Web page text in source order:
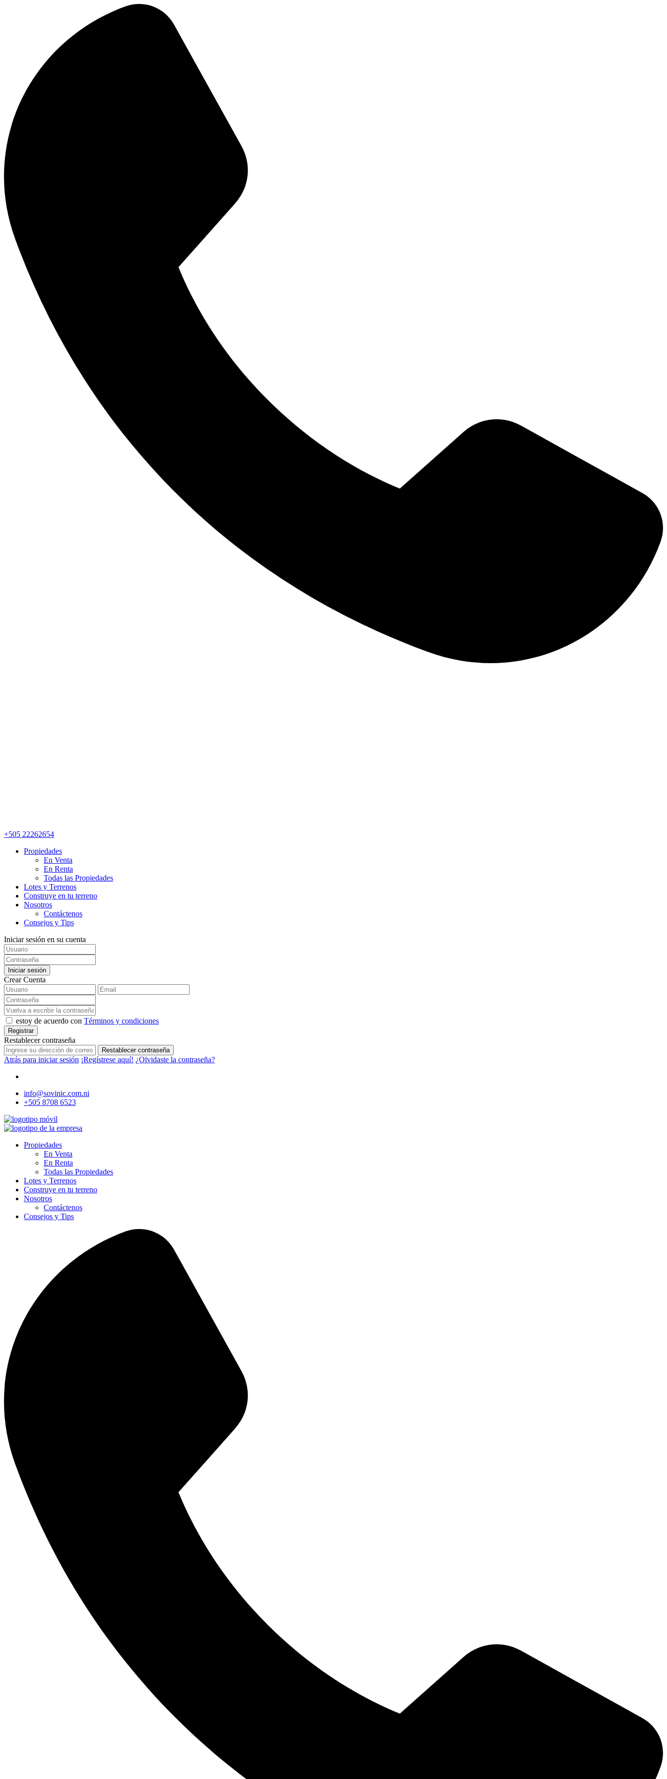
+505 22262654
Propiedades
En Venta
En Renta
Todas las Propiedades
Lotes y Terrenos
Construye en tu terreno
Nosotros
Contáctenos
Consejos y Tips
Iniciar sesión en su cuenta
Iniciar sesión
Crear Cuenta
estoy de acuerdo con Términos y condiciones
Registrar
Restablecer contraseña
Restablecer contraseña
Atrás para iniciar sesión ¡Regístrese aquí! ¿Olvidaste la contraseña?
info@sovinic.com.ni
+505 8708 6523
Propiedades
En Venta
En Renta
Todas las Propiedades
Lotes y Terrenos
Construye en tu terreno
Nosotros
Contáctenos
Consejos y Tips